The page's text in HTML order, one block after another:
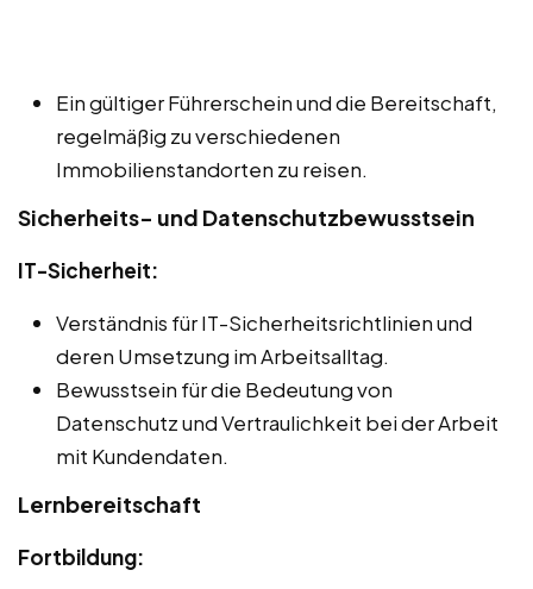
Ein gültiger Führerschein und die Bereitschaft,
regelmäßig zu verschiedenen
Immobilienstandorten zu reisen.
Sicherheits- und Datenschutzbewusstsein
IT-Sicherheit:
Verständnis für IT-Sicherheitsrichtlinien und
deren Umsetzung im Arbeitsalltag.
Bewusstsein für die Bedeutung von
Datenschutz und Vertraulichkeit bei der Arbeit
mit Kundendaten.
Lernbereitschaft
Fortbildung: